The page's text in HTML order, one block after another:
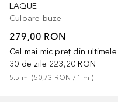
LAQUE
Culoare buze
279,00 RON
Cel mai mic preț din ultimele
30 de zile 223,20 RON
5.5 ml (50,73 RON / 1 ml)